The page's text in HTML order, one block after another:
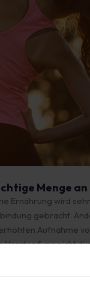
Menge
Ernährung wird
gebracht.
Aufnahme
Verstopfung nicht
Literatur belegt.